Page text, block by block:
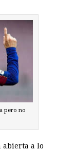
pero no
abierta a lo